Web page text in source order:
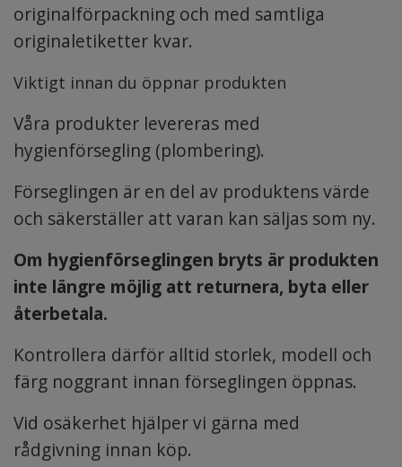
originalförpackning och med samtliga
originaletiketter kvar.
Viktigt innan du öppnar produkten
Våra produkter levereras med
hygienförsegling (plombering).
Förseglingen är en del av produktens värde
och säkerställer att varan kan säljas som ny.
Om hygienförseglingen bryts är produkten
inte längre möjlig att returnera, byta eller
återbetala.
Kontrollera därför alltid storlek, modell och
färg noggrant innan förseglingen öppnas.
Vid osäkerhet hjälper vi gärna med
rådgivning innan köp.